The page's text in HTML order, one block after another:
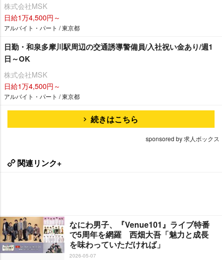
株式会社MSK
日給1万4,500円～
アルバイト・パート / 東京都
日勤・和泉多摩川駅周辺の交通誘導警備員/入社祝い金あり/週1
日～OK
株式会社MSK
日給1万4,500円～
アルバイト・パート / 東京都
続きはこちら
sponsored by 求人ボックス
関連リンク+
なにわ男子、『Venue101』ライブ特番
で5周年を網羅 西畑大吾「魅力と成長
を味わっていただければ」
2026-05-07